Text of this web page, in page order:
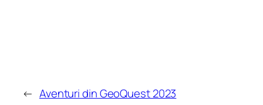
← Aventuri din GeoQuest 2023